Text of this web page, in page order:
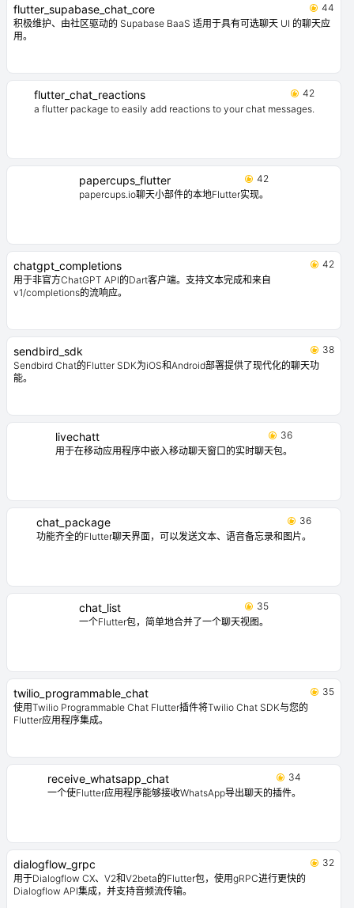
flutter_supabase_chat_core
44
积极维护、由社区驱动的 Supabase BaaS 适用于具有可选聊天 UI 的聊天应
用。
flutter_chat_reactions
42
a flutter package to easily add reactions to your chat messages.
papercups_flutter
42
papercups.io聊天小部件的本地Flutter实现。
chatgpt_completions
42
用于非官方ChatGPT API的Dart客户端。支持文本完成和来自
v1/completions的流响应。
sendbird_sdk
38
Sendbird Chat的Flutter SDK为iOS和Android部署提供了现代化的聊天功
能。
livechatt
36
用于在移动应用程序中嵌入移动聊天窗口的实时聊天包。
chat_package
36
功能齐全的Flutter聊天界面，可以发送文本、语音备忘录和图片。
chat_list
35
一个Flutter包，简单地合并了一个聊天视图。
twilio_programmable_chat
35
使用Twilio Programmable Chat Flutter插件将Twilio Chat SDK与您的
Flutter应用程序集成。
receive_whatsapp_chat
34
一个使Flutter应用程序能够接收WhatsApp导出聊天的插件。
dialogflow_grpc
32
用于Dialogflow CX、V2和V2beta的Flutter包，使用gRPC进行更快的
Dialogflow API集成，并支持音频流传输。